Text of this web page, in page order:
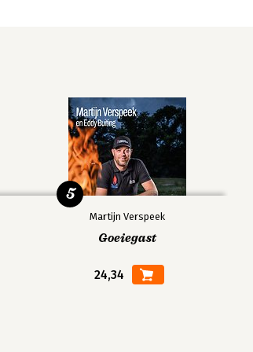
Martijn Verspeek
Goeiegast
24,34
5